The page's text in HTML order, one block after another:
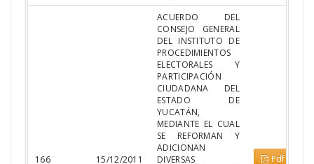
166 15/12/2011
ACUERDO DEL
CONSEJO GENERAL
DEL INSTITUTO DE
PROCEDIMIENTOS
ELECTORALES Y
PARTICIPACIÓN
CIUDADANA DEL
ESTADO DE
YUCATÁN,
MEDIANTE EL CUAL
SE REFORMAN Y
ADICIONAN
DIVERSAS
Pdf